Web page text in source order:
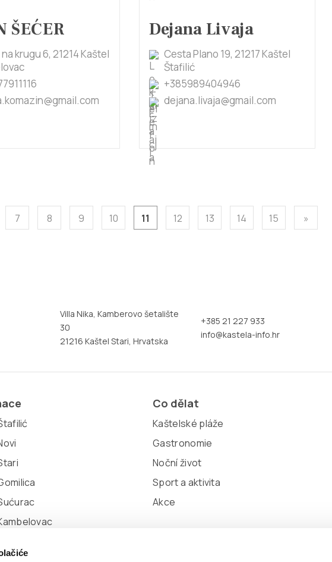
ŠEĆER
krugu 6, 21214 Kaštel
Dejana Livaja
Cesta Plano 19, 21217 Kaštel
Štafilić
+385989404946
dejana.livaja@gmail.com
7 8 9 10 11 12 13 14 15 »
Villa Nika, Kamberovo šetalište
30
21216 Kaštel Stari, Hrvatska
+385 21 227 933
info@kastela-info.hr
Co dělat
Kaštelské pláže
Gastronomie
Noční život
Sport a aktivita
Akce